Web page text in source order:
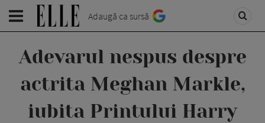
Adaugă ca sursă
Adevarul nespus despre
actrita Meghan Markle,
iubita Printului Harry